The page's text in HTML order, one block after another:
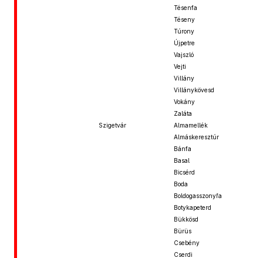
Tésenfa
Téseny
Túrony
Újpetre
Vajszló
Vejti
Villány
Villánykövesd
Vokány
Zaláta
Szigetvár
Almamellék
Almáskeresztúr
Bánfa
Basal
Bicsérd
Boda
Boldogasszonyfa
Botykapeterd
Bükkösd
Bürüs
Csebény
Cserdi